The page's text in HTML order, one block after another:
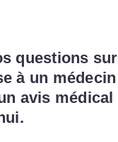
questions
à un
avis médical